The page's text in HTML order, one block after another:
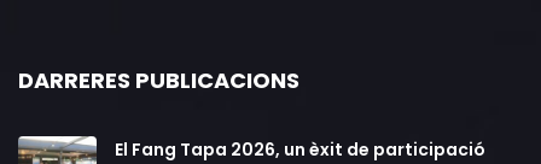
DARRERES PUBLICACIONS
El Fang Tapa 2026, un èxit de participació